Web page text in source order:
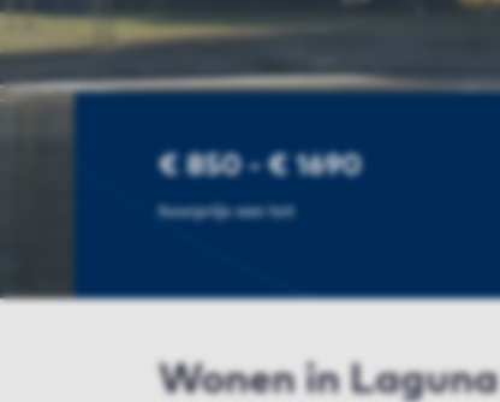
€ 850 - € 1690
huurprijs van tot
Wonen in Laguna